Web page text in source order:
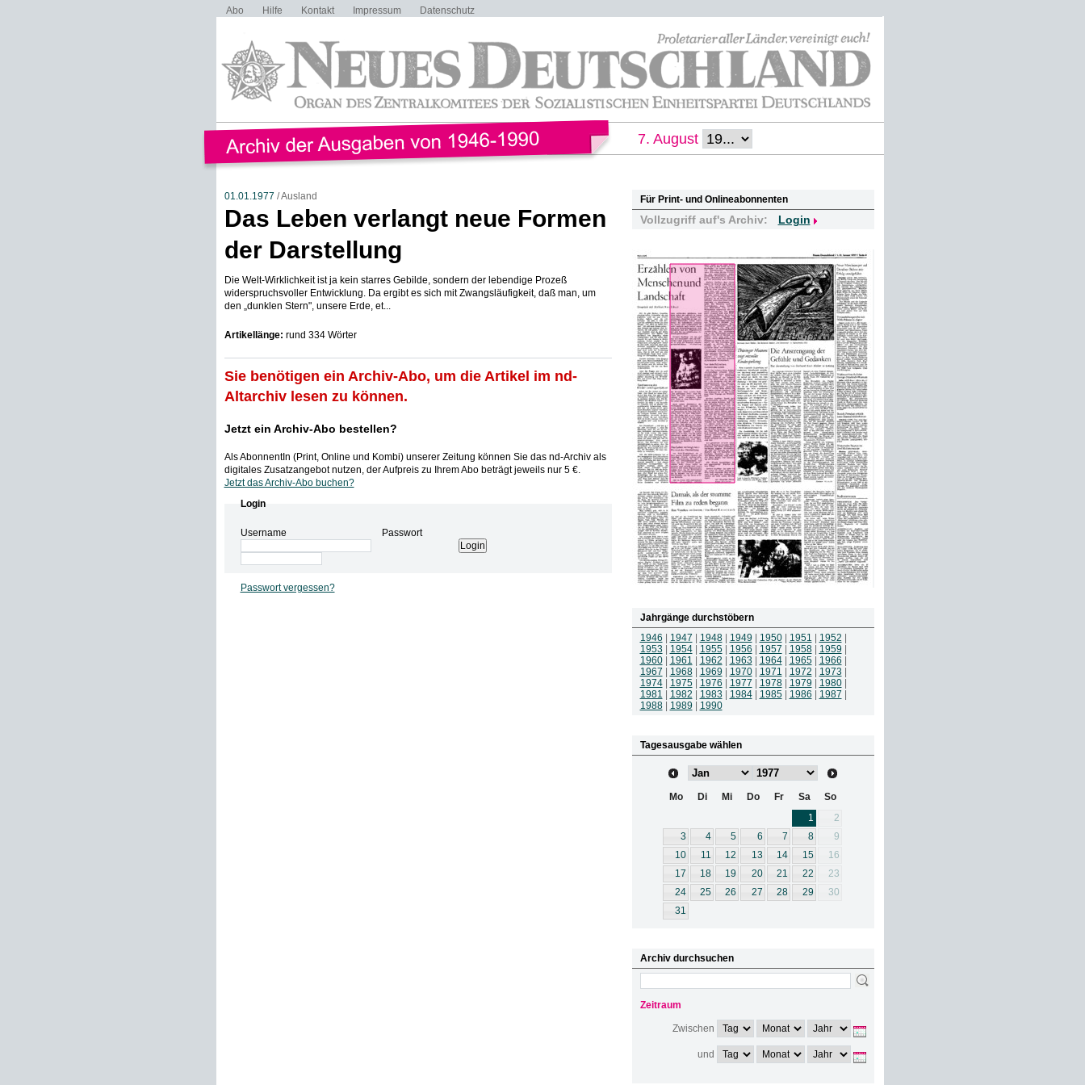
Abo Hilfe Kontakt Impressum Datenschutz
7. August
01.01.1977 / Ausland
Das Leben verlangt neue Formen
der Darstellung
Die Welt-Wirklichkeit ist ja kein starres Gebilde, sondern der lebendige Prozeß
widerspruchsvoller Entwicklung. Da ergibt es sich mit Zwangsläufigkeit, daß man, um
den „dunklen Stern", unsere Erde, et...
Artikellänge: rund 334 Wörter
Sie benötigen ein Archiv-Abo, um die Artikel im nd-
Altarchiv lesen zu können.
Jetzt ein Archiv-Abo bestellen?
Als AbonnentIn (Print, Online und Kombi) unserer Zeitung können Sie das nd-Archiv als
digitales Zusatzangebot nutzen, der Aufpreis zu Ihrem Abo beträgt jeweils nur 5 €.
Jetzt das Archiv-Abo buchen?
Login
Username Passwort
Passwort vergessen?
Für Print- und Onlineabonnenten
Vollzugriff auf's Archiv: Login
Jahrgänge durchstöbern
1946
1947 1948| 1949 1950| 1951 1952
1953
1954| 1955| 1956 1957 1958| 1959
1960| 1961 1962 1963 1964| 1965| 1966
1967
1968| 1969 1970| 1971 1972 1973
1974| 1975| 1976 1977 1978| 1979 1980|
1981
1982 1983 1984| 1985| 1986 1987
1988| 1989 1990
Tagesausgabe wählen
Mo Di Mi Do Fr Sa
So
1
2
3
4 5 6 7 8
9
10
11 12 13 14 15
16
17
18 19 20 21 22
23
24
25 26 27 28 29
30
31
Archiv durchsuchen
Zeitraum
Zwischen
und